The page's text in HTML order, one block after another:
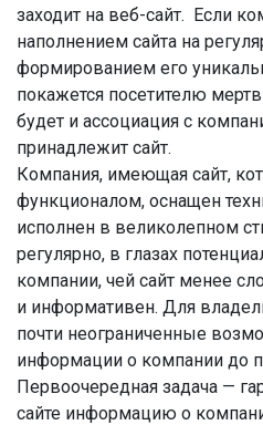
заходит на веб-сайт. Если
наполнением сайта на
формированием его
покажется посетителю
будет и ассоциация с
принадлежит сайт.
Компания, имеющая сайт,
функционалом, оснащен
исполнен в великолепном
регулярно, в глазах
компании, чей сайт менее
и информативен. Для
почти неограниченные
информации о компании до
Первоочередная задача —
сайте информацию о